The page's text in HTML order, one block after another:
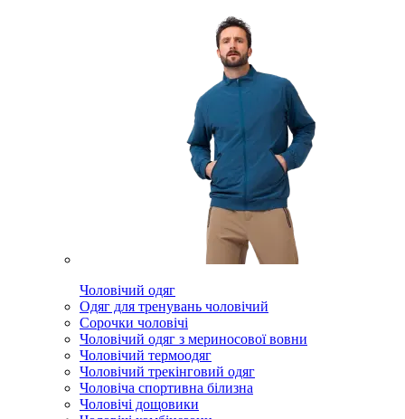
Чоловічий одяг
Одяг для тренувань чоловічий
Сорочки чоловічі
Чоловічий одяг з мериносової вовни
Чоловічий термоодяг
Чоловічий трекінговий одяг
Чоловіча спортивна білизна
Чоловічі дощовики